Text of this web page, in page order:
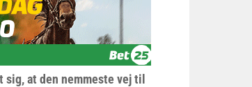
at den nemmeste vej til